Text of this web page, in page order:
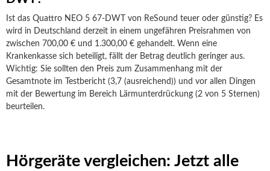
Ist das Quattro NEO 5 67-DWT von ReSound teuer oder günstig? Es
wird in Deutschland derzeit in einem ungefähren Preisrahmen von
zwischen 700,00 € und 1.300,00 € gehandelt. Wenn eine
Krankenkasse sich beteiligt, fällt der Betrag deutlich geringer aus.
Wichtig: Sie sollten den Preis zum Zusammenhang mit der
Gesamtnote im Testbericht (3,7 (ausreichend)) und vor allen Dingen
mit der Bewertung im Bereich Lärmunterdrückung (2 von 5 Sternen)
beurteilen.
Hörgeräte vergleichen: Jetzt alle